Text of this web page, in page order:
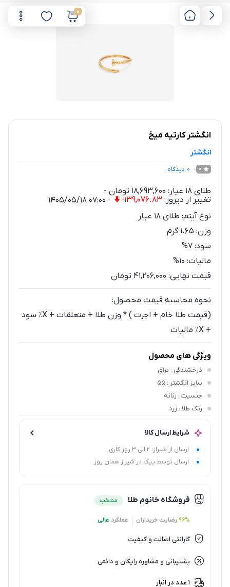
0
انگشتر کارتیه میخ
انگشتر
0
0 دیدگاه
طلای 18 عیار: 18,693,600 تومان-
تغییر از دیروز: -139,076.83
-
1405/05/18 07:00
نوع آیتم: طلای 18 عیار
وزن: 1.65 گرم
سود: 7%
مالیات: 10%
قیمت نهایی: 41,206,000 تومان
نحوه محاسبه قیمت محصول:
(قیمت طلا خام + اجرت ) * وزن طلا + متعلقات + X٪ سود
+ X٪ مالیات
ویژگی های محصول
درخشندگی : براق
سایز انگشتر : 55
جنسیت : زنانه
رنگ طلا : زرد
شرایط ارسال کالا
ارسال از شیراز: 2 الی 3 روز کاری
ارسال توسط پیک در شیراز همان روز
فروشگاه خانوم طلا منتخب
96% رضایت خریداران عملکرد عالی
گارانتی اصالت و کیفیت
پشتیبانی و مشاوره رایگان و دائمی
1 عدد در انبار